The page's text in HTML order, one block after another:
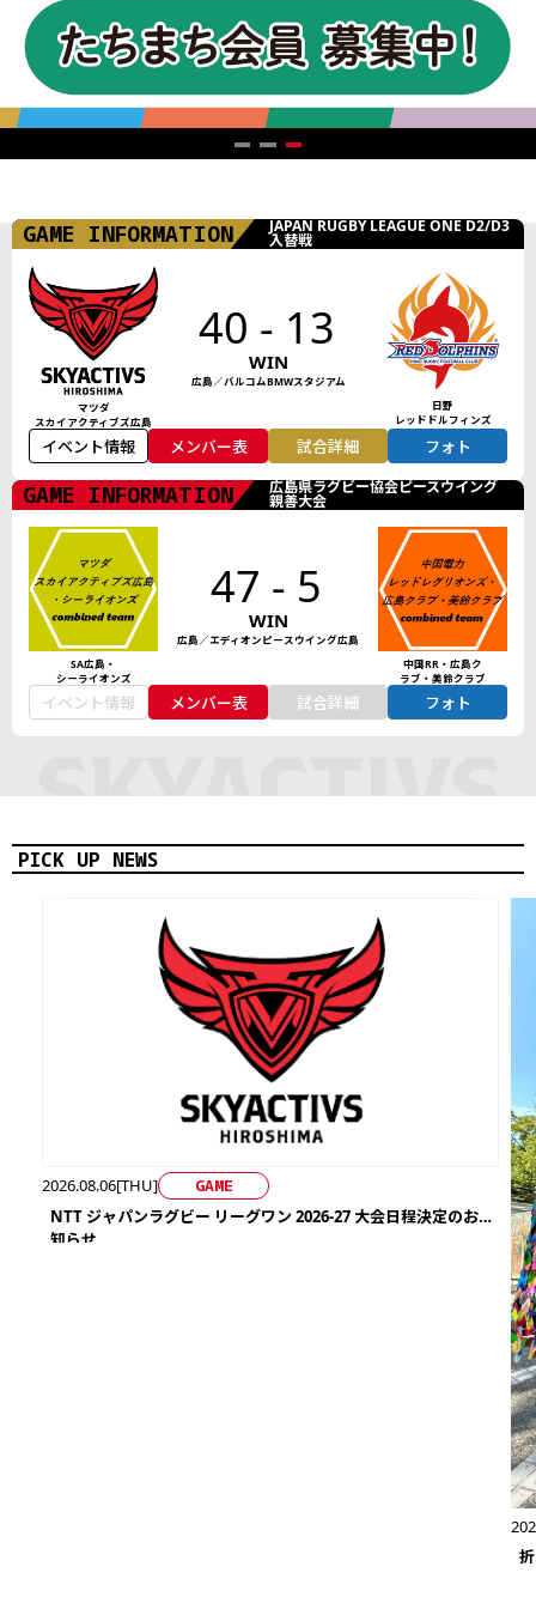
GAME INFORMATION JAPAN RUGBY LEAGUE ONE D2/D3
入替戦
マツダ
スカイアクティブズ広島
40 - 13
WIN
広島／バルコムBMWスタジアム
日野
レッドドルフィンズ
イベント情報 メンバー表 試合詳細 フォト
GAME INFORMATION 広島県ラグビー協会ピースウイング
親善大会
SA広島・
シーライオンズ
47 - 5
WIN
広島／エディオンピースウイング広島
中国RR・広島ク
ラブ・美鈴クラブ
イベント情報 メンバー表 試合詳細 フォト
PICK UP NEWS
2026.08.06[THU]
GAME
NTT ジャパンラグビー リーグワン 2026-27 大会日程決定のお
知らせ